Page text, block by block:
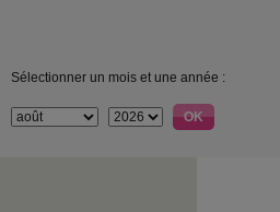
Sélectionner un mois et une année :